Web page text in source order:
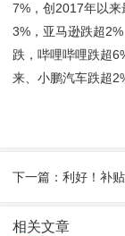
7%，创2017年以
3%，亚马逊跌超
跌，哔哩哔哩跌超
来、小鹏汽车跌超
下一篇：利好！补
相关文章